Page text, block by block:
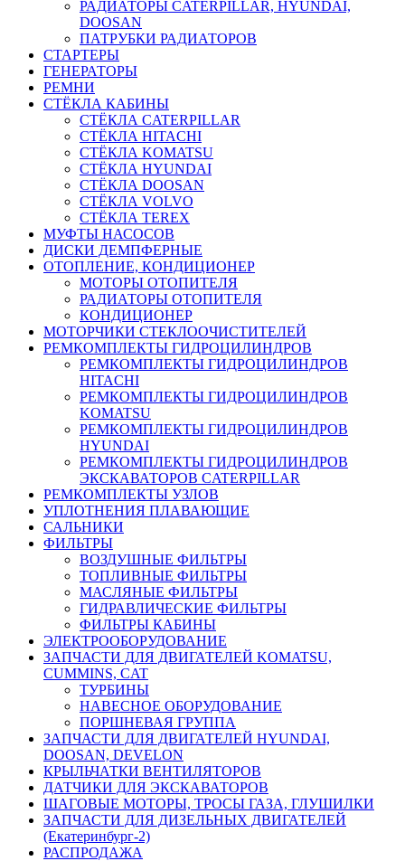
РАДИАТОРЫ CATERPILLAR, HYUNDAI,
DOOSAN
ПАТРУБКИ РАДИАТОРОВ
СТАРТЕРЫ
ГЕНЕРАТОРЫ
РЕМНИ
СТЁКЛА КАБИНЫ
СТЁКЛА CATERPILLAR
СТЁКЛА HITACHI
СТЁКЛА KOMATSU
СТЁКЛА HYUNDAI
СТЁКЛА DOOSAN
СТЁКЛА VOLVO
СТЁКЛА TEREX
МУФТЫ НАСОСОВ
ДИСКИ ДЕМПФЕРНЫЕ
ОТОПЛЕНИЕ, КОНДИЦИОНЕР
МОТОРЫ ОТОПИТЕЛЯ
РАДИАТОРЫ ОТОПИТЕЛЯ
КОНДИЦИОНЕР
МОТОРЧИКИ СТЕКЛООЧИСТИТЕЛЕЙ
РЕМКОМПЛЕКТЫ ГИДРОЦИЛИНДРОВ
РЕМКОМПЛЕКТЫ ГИДРОЦИЛИНДРОВ
HITACHI
РЕМКОМПЛЕКТЫ ГИДРОЦИЛИНДРОВ
KOMATSU
РЕМКОМПЛЕКТЫ ГИДРОЦИЛИНДРОВ
HYUNDAI
РЕМКОМПЛЕКТЫ ГИДРОЦИЛИНДРОВ
ЭКСКАВАТОРОВ CATERPILLAR
РЕМКОМПЛЕКТЫ УЗЛОВ
УПЛОТНЕНИЯ ПЛАВАЮЩИЕ
САЛЬНИКИ
ФИЛЬТРЫ
ВОЗДУШНЫЕ ФИЛЬТРЫ
ТОПЛИВНЫЕ ФИЛЬТРЫ
МАСЛЯНЫЕ ФИЛЬТРЫ
ГИДРАВЛИЧЕСКИЕ ФИЛЬТРЫ
ФИЛЬТРЫ КАБИНЫ
ЭЛЕКТРООБОРУДОВАНИЕ
ЗАПЧАСТИ ДЛЯ ДВИГАТЕЛЕЙ KOMATSU,
CUMMINS, CAT
ТУРБИНЫ
НАВЕСНОЕ ОБОРУДОВАНИЕ
ПОРШНЕВАЯ ГРУППА
ЗАПЧАСТИ ДЛЯ ДВИГАТЕЛЕЙ HYUNDAI,
DOOSAN, DEVELON
КРЫЛЬЧАТКИ ВЕНТИЛЯТОРОВ
ДАТЧИКИ ДЛЯ ЭКСКАВАТОРОВ
ШАГОВЫЕ МОТОРЫ, ТРОСЫ ГАЗА, ГЛУШИЛКИ
ЗАПЧАСТИ ДЛЯ ДИЗЕЛЬНЫХ ДВИГАТЕЛЕЙ
(Екатеринбург-2)
РАСПРОДАЖА